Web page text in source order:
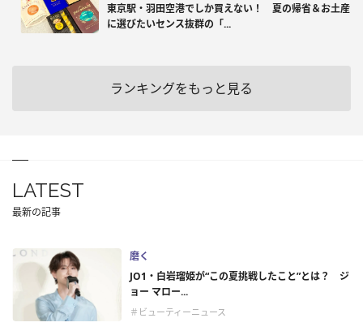
東京駅・羽田空港でしか買えない！ 夏の帰省＆お土産
に選びたいセンス抜群の「...
ランキングをもっと見る
LATEST
最新の記事
磨く
JO1・白岩瑠姫が“この夏挑戦したこと”とは？ ジ
ョー マロー...
＃ビューティーニュース